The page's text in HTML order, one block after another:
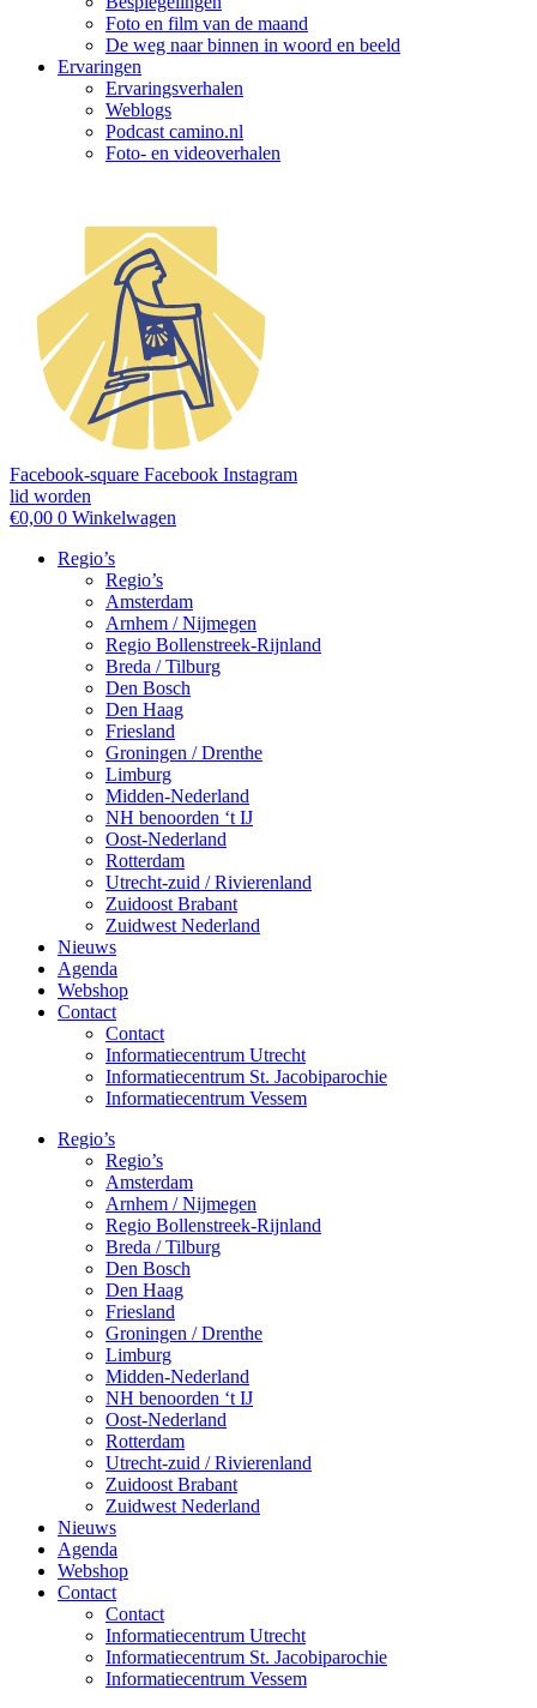
Foto en film van de maand
De weg naar binnen in woord en beeld
Ervaringen
Ervaringsverhalen
Weblogs
Podcast camino.nl
Foto- en videoverhalen
Facebook-square Facebook Instagram
lid worden
€0,00 0 Winkelwagen
Regio’s
Regio’s
Amsterdam
Arnhem / Nijmegen
Regio Bollenstreek-Rijnland
Breda / Tilburg
Den Bosch
Den Haag
Friesland
Groningen / Drenthe
Limburg
Midden-Nederland
NH benoorden ‘t IJ
Oost-Nederland
Rotterdam
Utrecht-zuid / Rivierenland
Zuidoost Brabant
Zuidwest Nederland
Nieuws
Agenda
Webshop
Contact
Contact
Informatiecentrum Utrecht
Informatiecentrum St. Jacobiparochie
Informatiecentrum Vessem
Regio’s
Regio’s
Amsterdam
Arnhem / Nijmegen
Regio Bollenstreek-Rijnland
Breda / Tilburg
Den Bosch
Den Haag
Friesland
Groningen / Drenthe
Limburg
Midden-Nederland
NH benoorden ‘t IJ
Oost-Nederland
Rotterdam
Utrecht-zuid / Rivierenland
Zuidoost Brabant
Zuidwest Nederland
Nieuws
Agenda
Webshop
Contact
Contact
Informatiecentrum Utrecht
Informatiecentrum St. Jacobiparochie
Informatiecentrum Vessem